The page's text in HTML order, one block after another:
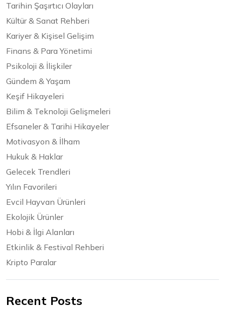
Tarihin Şaşırtıcı Olayları
Kültür & Sanat Rehberi
Kariyer & Kişisel Gelişim
Finans & Para Yönetimi
Psikoloji & İlişkiler
Gündem & Yaşam
Keşif Hikayeleri
Bilim & Teknoloji Gelişmeleri
Efsaneler & Tarihi Hikayeler
Motivasyon & İlham
Hukuk & Haklar
Gelecek Trendleri
Yılın Favorileri
Evcil Hayvan Ürünleri
Ekolojik Ürünler
Hobi & İlgi Alanları
Etkinlik & Festival Rehberi
Kripto Paralar
Recent Posts